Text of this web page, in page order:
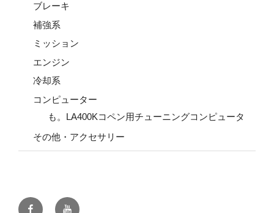
ブレーキ
補強系
ミッション
エンジン
冷却系
コンピューター
も。LA400Kコペン用チューニングコンピュータ
その他・アクセサリー
FacebookYouTube